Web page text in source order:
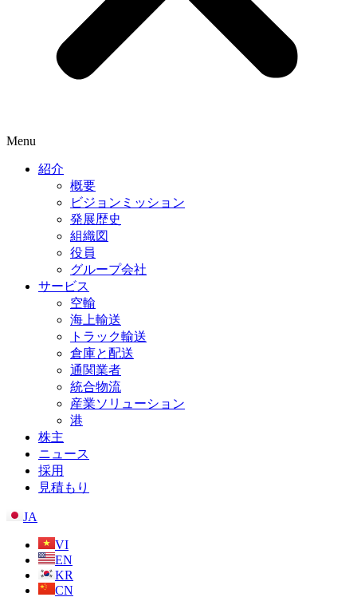
Menu
紹介
概要
ビジョンミッション
発展歴史
組織図
役員
グループ会社
サービス
空輸
海上輸送
トラック輸送
倉庫と配送
通関業者
統合物流
産業ソリューション
港
株主
ニュース
採用
見積もり
JA
VI
EN
KR
CN